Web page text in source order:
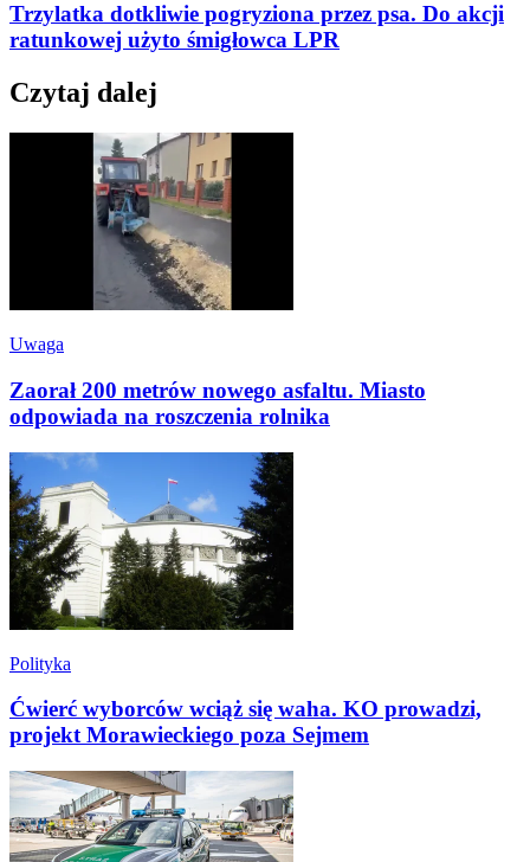
Trzylatka dotkliwie pogryziona przez psa. Do akcji
ratunkowej użyto śmigłowca LPR
Czytaj dalej
Uwaga
Zaorał 200 metrów nowego asfaltu. Miasto
odpowiada na roszczenia rolnika
Polityka
Ćwierć wyborców wciąż się waha. KO prowadzi,
projekt Morawieckiego poza Sejmem